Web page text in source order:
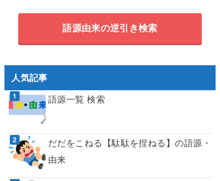
語源由来の逆引き検索
人気記事
語源一覧 検索
だだをこねる【駄駄を捏ねる】の語源・
由来